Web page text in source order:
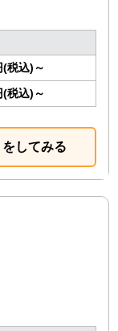
(税込)～
(税込)～
してみる